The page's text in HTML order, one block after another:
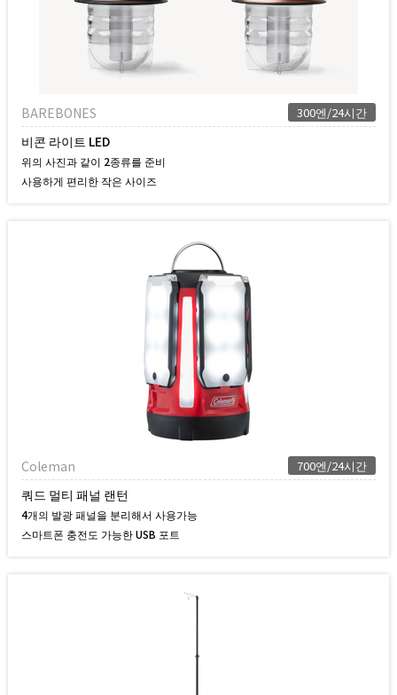
BAREBONES 300엔/24시간
비콘 라이트 LED
위의 사진과 같이 2종류를 준비
사용하게 편리한 작은 사이즈
Coleman 700엔/24시간
쿼드 멀티 패널 랜턴
4개의 발광 패널을 분리해서 사용가능
스마트폰 충전도 가능한 USB 포트